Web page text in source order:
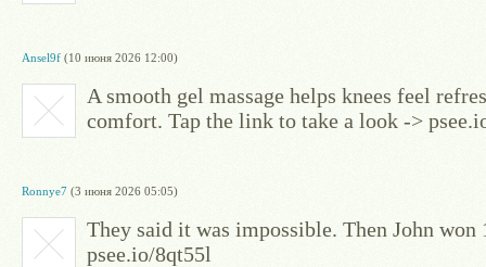
Ansel9f (10 июня 2026 12:00)
A smooth gel massage helps knees feel
comfort. Tap the link to take a look ->
Ronnye7 (3 июня 2026 05:05)
They said it was impossible. Then John
psee.io/8qt55l